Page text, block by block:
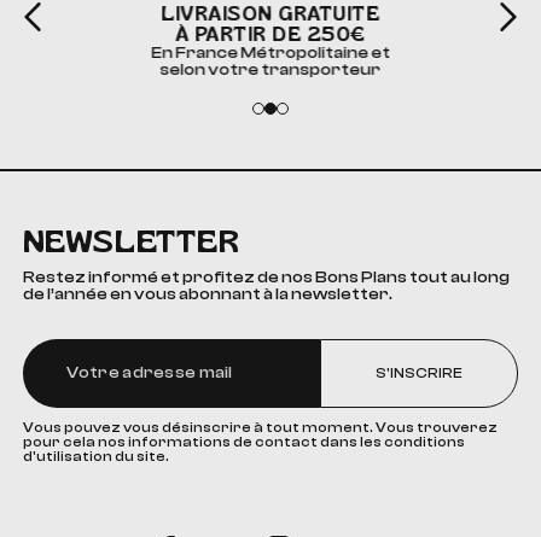
LIVRAISON GRATUITE
À PARTIR DE 250€
En France Métropolitaine et
selon votre transporteur
NEWSLETTER
Restez informé et profitez de nos Bons Plans tout au long
de l’année en vous abonnant à la newsletter.
S'INSCRIRE
Vous pouvez vous désinscrire à tout moment. Vous trouverez
pour cela nos informations de contact dans les conditions
d'utilisation du site.